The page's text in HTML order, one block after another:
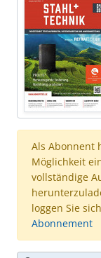
Als Abonnent
Möglichkeit
vollständige
loggen Sie
Abonnement